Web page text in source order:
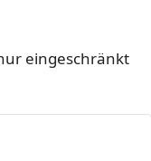
eingeschränkt